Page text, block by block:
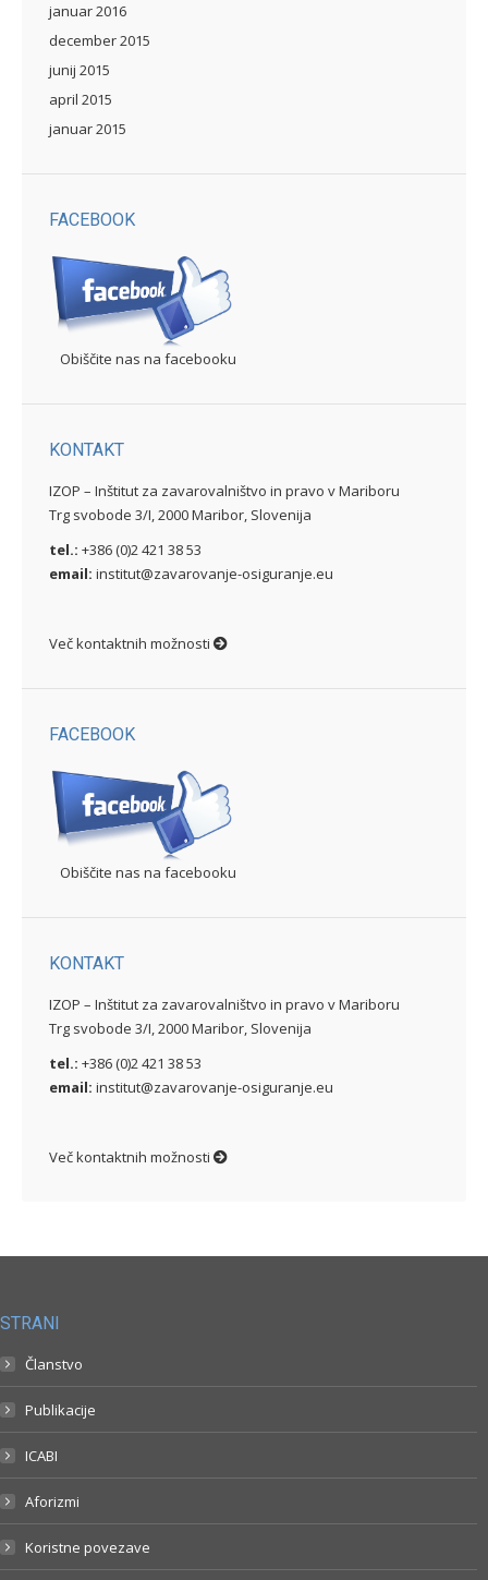
januar 2016
december 2015
junij 2015
april 2015
januar 2015
FACEBOOK
Obiščite nas na facebooku
KONTAKT
IZOP – Inštitut za zavarovalništvo in pravo v Mariboru
Trg svobode 3/I, 2000 Maribor, Slovenija
tel.: +386 (0)2 421 38 53
email: institut@zavarovanje-osiguranje.eu
Več kontaktnih možnosti
FACEBOOK
Obiščite nas na facebooku
KONTAKT
IZOP – Inštitut za zavarovalništvo in pravo v Mariboru
Trg svobode 3/I, 2000 Maribor, Slovenija
tel.: +386 (0)2 421 38 53
email: institut@zavarovanje-osiguranje.eu
Več kontaktnih možnosti
STRANI
Članstvo
Publikacije
ICABI
Aforizmi
Koristne povezave